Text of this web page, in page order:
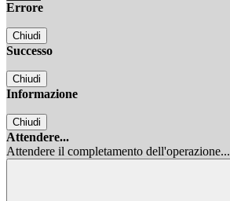
Errore
Chiudi
Successo
Chiudi
Informazione
Chiudi
Attendere...
Attendere il completamento dell'operazione...